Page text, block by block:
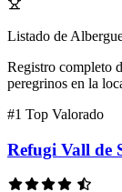
Listado de
Registro completo
peregrinos en la
#1 Top Valorado
Refugi Vall de